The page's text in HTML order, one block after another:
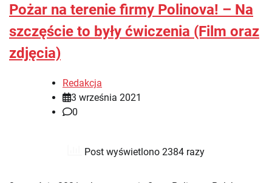
Pożar na terenie firmy Polinova! – Na
szczęście to były ćwiczenia (Film oraz
zdjęcia)
Redakcja
3 września 2021
0
Post wyświetlono 2384 razy